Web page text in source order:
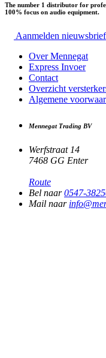
The number 1 distributor for
100% focus on audio equipment.
Aanmelden nieuwsbrief
Over Mennegat
Express Invoer
Contact
Overzicht
Algemene
Mennegat Trading BV
Werfstraat 14
7468 GG Enter
Route
Bel naar0547-
Mail naar